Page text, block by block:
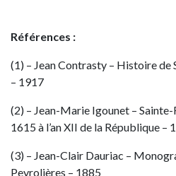
Références :
(1) – Jean Contrasty – Histoire
– 1917
(2) – Jean-Marie Igounet –
1615 à l’an XII de la République –
(3) – Jean-Clair Dauriac –
Peyrolières – 1885